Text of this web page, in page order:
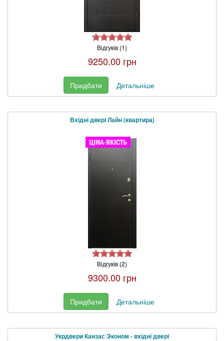
Відгуків (1)
9250.00 грн
Придбати Детальніше
Вхідні двері Лайн (квартира)
Відгуків (2)
9300.00 грн
Придбати Детальніше
Укрдвери Канзас Эконом - вхідні двері